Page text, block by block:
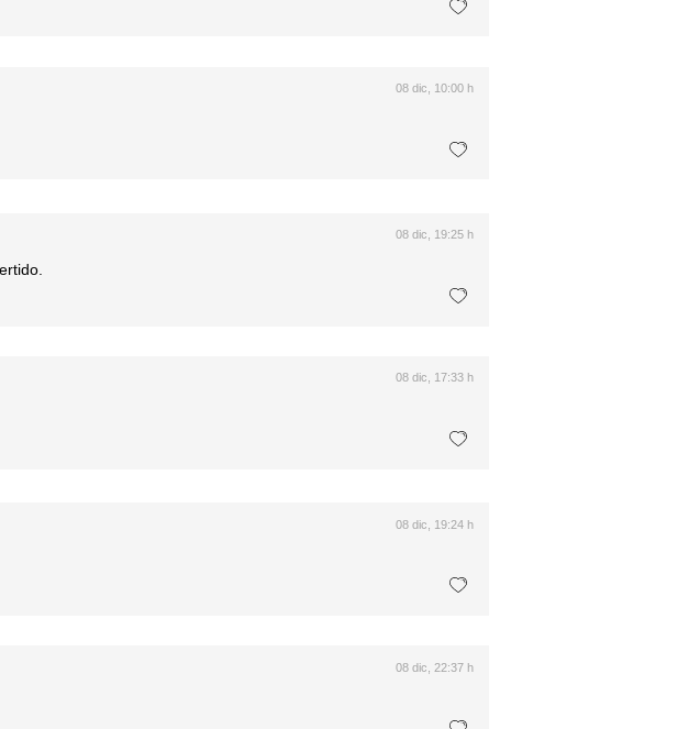
08 dic, 10:00 h
08 dic, 19:25 h
08 dic, 17:33 h
08 dic, 19:24 h
08 dic, 22:37 h